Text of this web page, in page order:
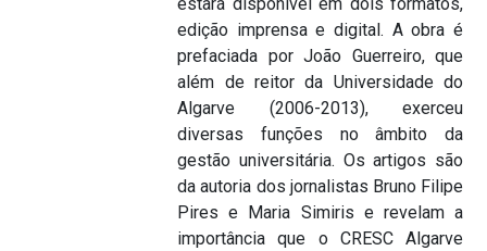
edição imprensa e digital. A obra é
prefaciada por João Guerreiro, que
além de reitor da Universidade do
Algarve (2006-2013), exerceu
diversas funções no âmbito da
gestão universitária. Os artigos são
da autoria dos jornalistas Bruno Filipe
Pires e Maria Simiris e revelam a
importância que o CRESC Algarve